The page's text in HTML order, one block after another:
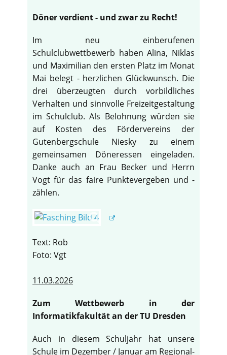
Döner verdient - und zwar zu Recht!
Im neu einberufenen
Schulclubwettbewerb haben Alina, Niklas
und Maximilian den ersten Platz im Monat
Mai belegt - herzlichen Glückwunsch. Die
drei überzeugten durch vorbildliches
Verhalten und sinnvolle Freizeitgestaltung
im Schulclub. Als Belohnung würden sie
auf Kosten des Fördervereins der
Gutenbergschule Niesky zu einem
gemeinsamen Döneressen eingeladen.
Danke auch an Frau Becker und Herrn
Vogt für das faire Punktevergeben und -
zählen.
Text: Rob
Foto: Vgt
11.03.2026
Zum Wettbewerb in der
Informatikfakultät an der TU Dresden
Auch in diesem Schuljahr hat unsere
Schule im Dezember / Januar am Regional-